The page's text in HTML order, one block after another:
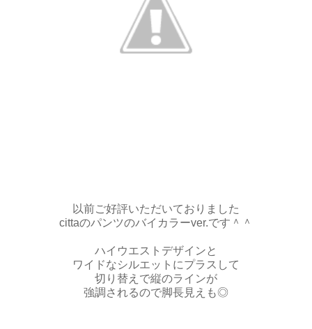
以前ご好評いただいておりました
cittaのパンツのバイカラーver.です＾＾
ハイウエストデザインと
ワイドなシルエットにプラスして
切り替えで縦のラインが
強調されるので脚長見えも◎